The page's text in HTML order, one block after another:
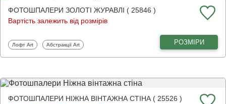
ФОТОШПАЛЕРИ ЗОЛОТІ ЖУРАВЛІ ( 25846 )
Вартість залежить від розмірів
Фотошпалери
Лофт Art Фотошпалери
Абстракції Art РОЗМІРИ
ФОТОШПАЛЕРИ НІЖНА ВІНТАЖНА СТІНА ( 25526 )